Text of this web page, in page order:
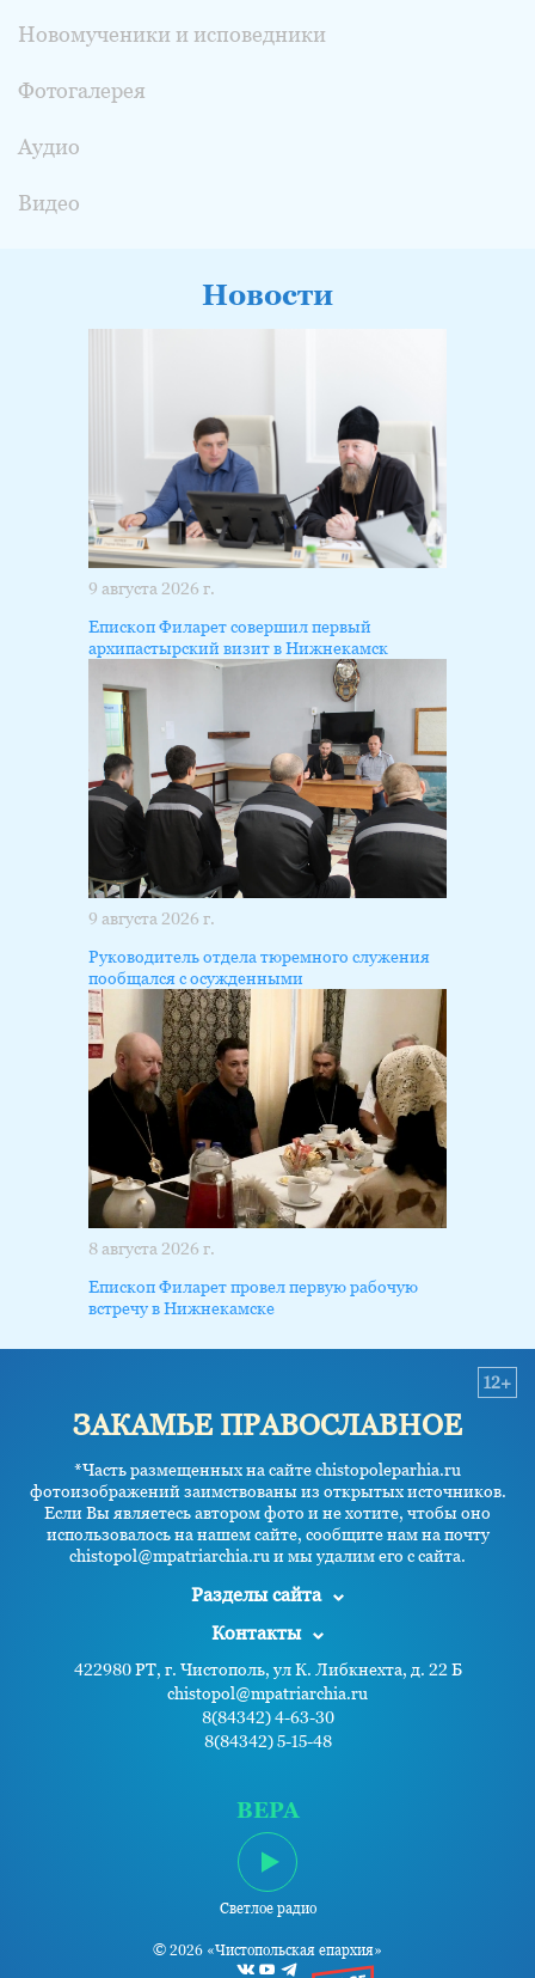
Новомученики и исповедники
Фотогалерея
Аудио
Видео
Новости
9 августа 2026 г.
Епископ Филарет совершил первый
архипастырский визит в Нижнекамск
9 августа 2026 г.
Руководитель отдела тюремного служения
пообщался с осужденными
8 августа 2026 г.
Епископ Филарет провел первую рабочую
встречу в Нижнекамске
ЗАКАМЬЕ ПРАВОСЛАВНОЕ
*Часть размещенных на сайте chistopoleparhia.ru
фотоизображений заимствованы из открытых источников.
Если Вы являетесь автором фото и не хотите, чтобы оно
использовалось на нашем сайте, сообщите нам на почту
chistopol@mpatriarchia.ru и мы удалим его с сайта.
12+
Разделы сайта
Контакты
422980 РТ, г. Чистополь, ул К. Либкнехта, д. 22 Б
chistopol@mpatriarchia.ru
8(84342) 4-63-30
8(84342) 5-15-48
ВЕРА
Светлое радио
© 2026 «Чистопольская епархия»